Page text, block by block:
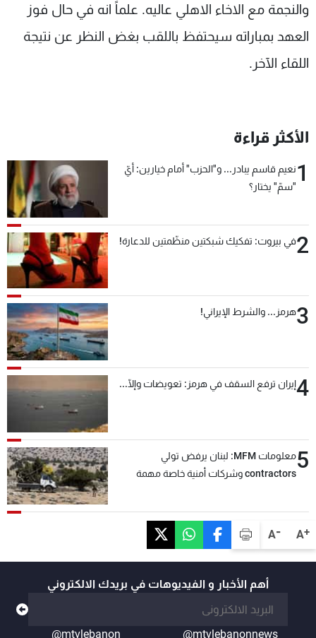
A+
A-
والنجمة مع الاخاء الاهلي عاليه. علماً انه في حال فوز
العهد بمباراته سيحتفظ باللقب بغض النظر عن نتيجة
اللقاء الآخر.
الأكثر قراءة
1نعيم قاسم يبادر... و"الحزب" أمام خيارين: أيّ
"سمّ" يختار؟
2في بيروت: تفكيك شبكتين منظّمتين للدعارة!
3هرمز... والشرط الإيراني!
4إيران ترفع السقف في هرمز: تعويضات وإلّا...
5
معلومات MFM: لبنان يرفض تولي
contractors وشركات أمنية خاصة مهمة
أهم الأخبار و الفيديوهات في بريدك الالكتروني
@mtvlebanonnews
@mtvlebanon